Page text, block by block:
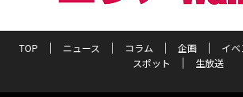
TOP ニュース コラム 企画 イベ
スポット
生放送